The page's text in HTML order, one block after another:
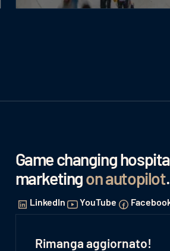
Game changing
marketingon autopilot.
LinkedIn YouTube
Rimanga aggiornato!